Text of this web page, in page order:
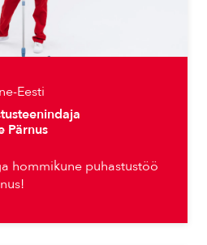
Eesti
Pärnus
hommikune puhastustöö